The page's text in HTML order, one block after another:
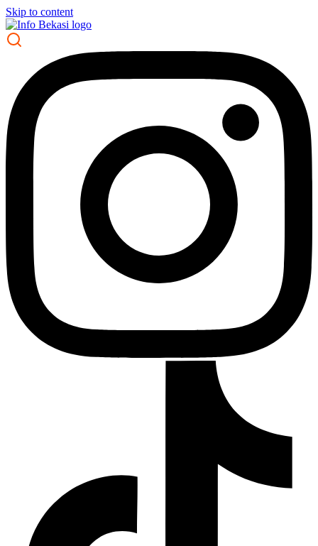
Skip to content